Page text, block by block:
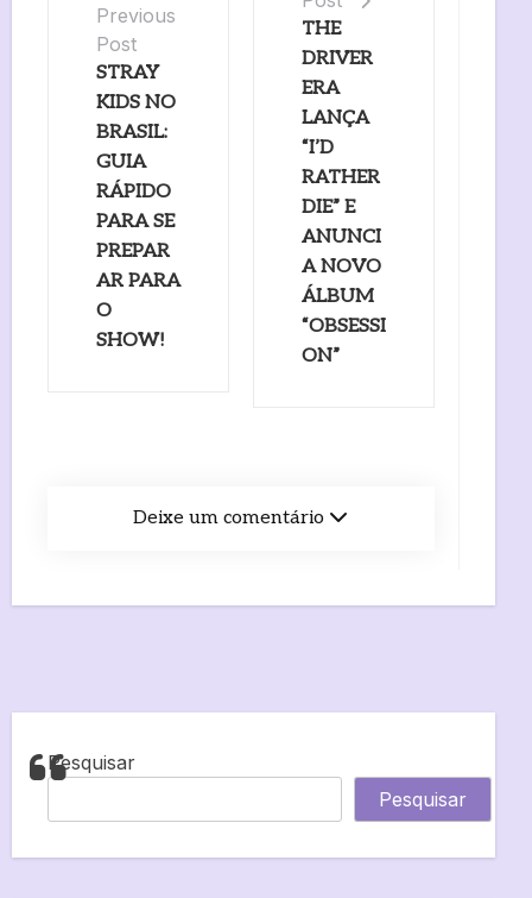
Previous
Post
STRAY
KIDS NO
BRASIL:
GUIA
RÁPIDO
PARA SE
PREPAR
AR PARA
O
SHOW!
THE
DRIVER
ERA
LANÇA
“I’D
RATHER
DIE” E
ANUNCI
A NOVO
ÁLBUM
“OBSESSI
ON”
Deixe um comentário
Pesquisar
Pesquisar